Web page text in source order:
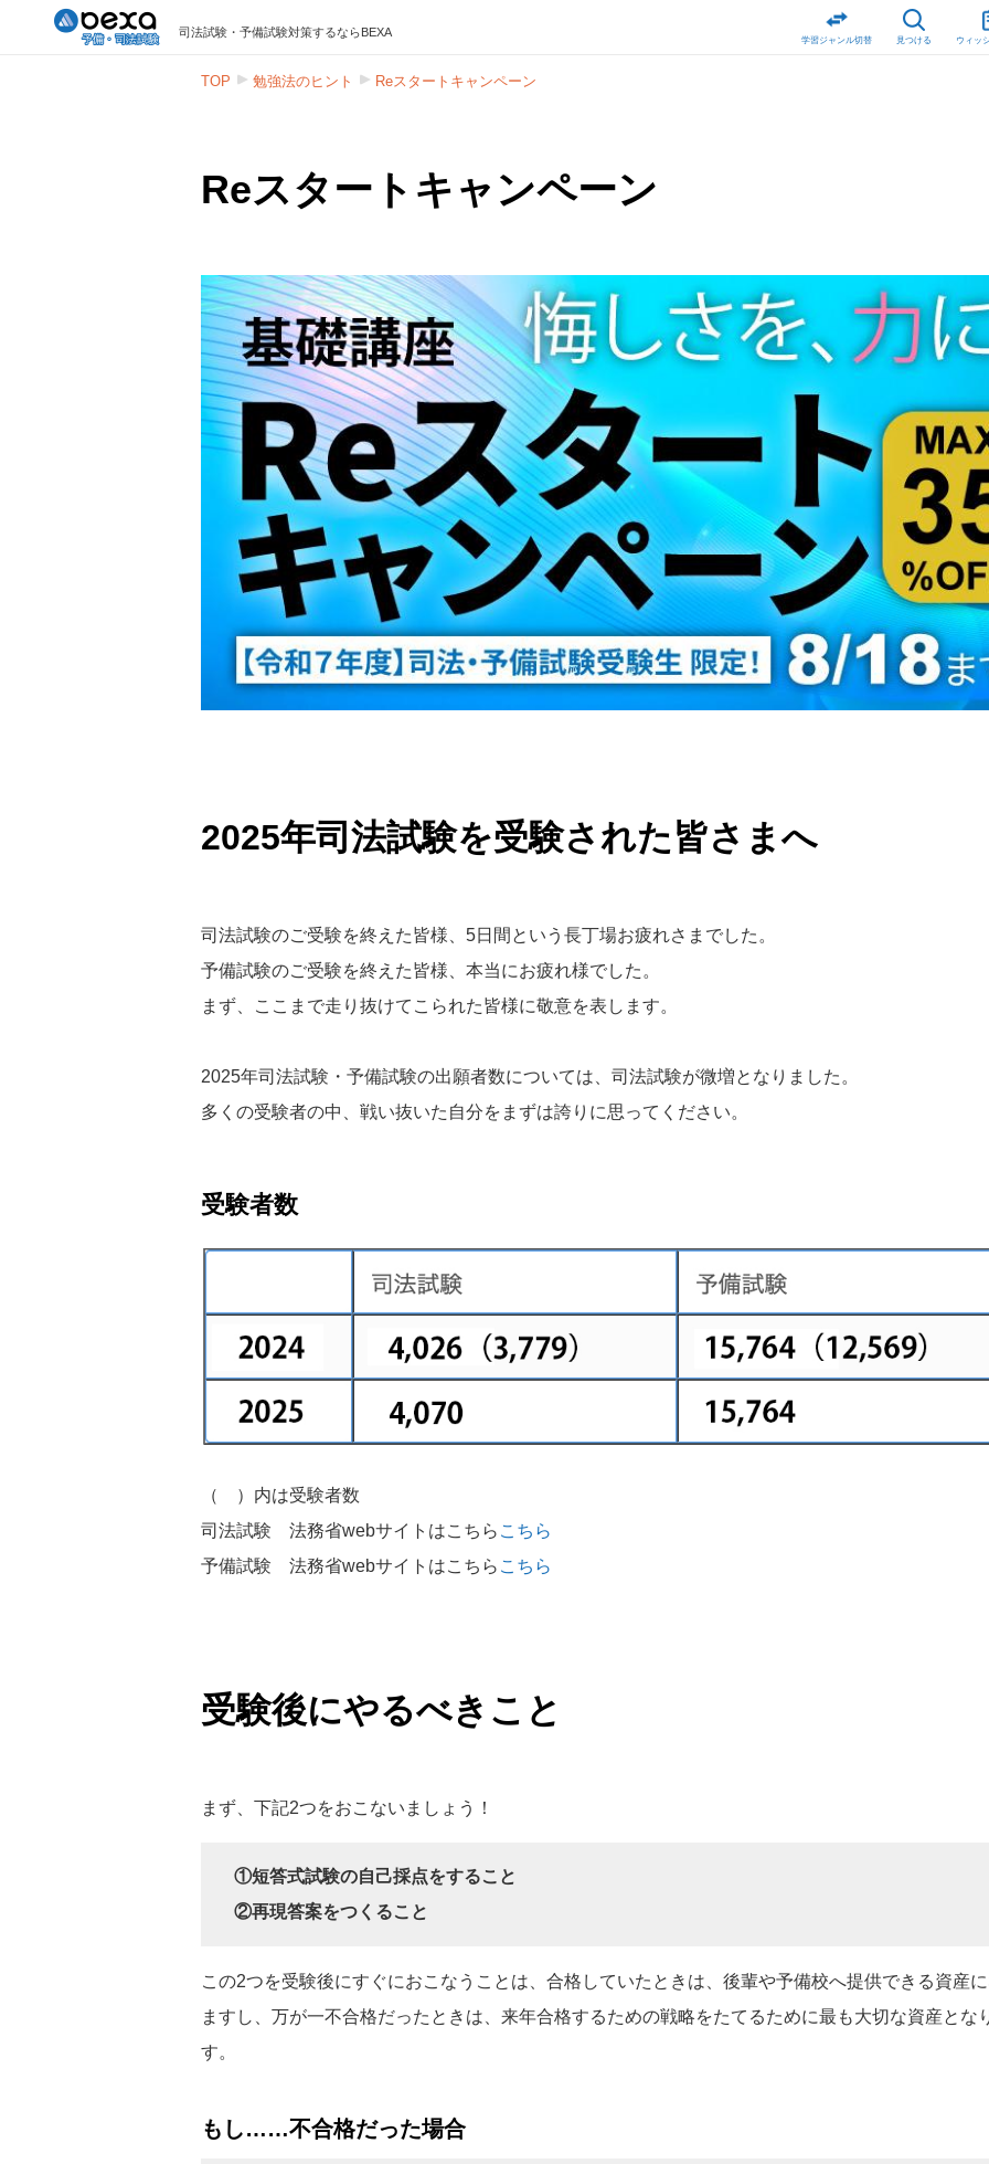
司法試験・予備試験対策するならBEXA
学習ジャンル切替 見つける ウィッ
TOP 勉強法のヒント Reスタートキャンペーン
Reスタートキャンペーン
2025年司法試験を受験された皆さまへ
司法試験のご受験を終えた皆様、5日間という長丁場お疲れさまでした。
予備試験のご受験を終えた皆様、本当にお疲れ様でした。
まず、ここまで走り抜けてこられた皆様に敬意を表します。
2025年司法試験・予備試験の出願者数については、司法試験が微増となりました。
多くの受験者の中、戦い抜いた自分をまずは誇りに思ってください。
受験者数
（ ）内は受験者数
司法試験 法務省webサイトはこちら こちら
予備試験 法務省webサイトはこちら こちら
受験後にやるべきこと
まず、下記2つをおこないましょう！
①短答式試験の自己採点をすること
②再現答案をつくること
この2つを受験後にすぐにおこなうことは、合格していたときは、後輩や予備校へ提供できる資産に
ますし、万が一不合格だったときは、来年合格するための戦略をたてるために最も大切な資産とな
す。
もし……不合格だった場合